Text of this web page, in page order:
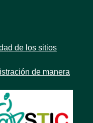
de los sitios
de manera